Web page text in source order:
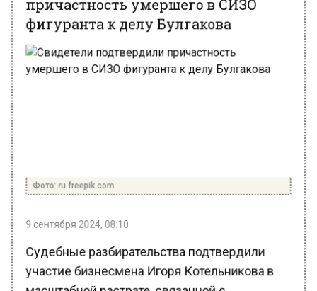
фигуранта к делу Булгакова
Судебные разбирательства подтвердили
участие бизнесмена Игоря Котельникова в
масштабной растрате, связанной с